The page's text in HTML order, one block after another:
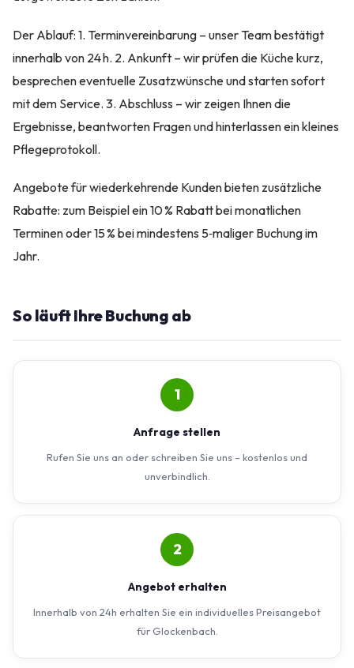
Der Ablauf: 1. Terminvereinbarung – unser Team bestätigt
innerhalb von 24 h. 2. Ankunft – wir prüfen die Küche kurz,
besprechen eventuelle Zusatzwünsche und starten sofort
mit dem Service. 3. Abschluss – wir zeigen Ihnen die
Ergebnisse, beantworten Fragen und hinterlassen ein kleines
Pflegeprotokoll.
Angebote für wiederkehrende Kunden bieten zusätzliche
Rabatte: zum Beispiel ein 10 % Rabatt bei monatlichen
Terminen oder 15 % bei mindestens 5‑maliger Buchung im
Jahr.
So läuft Ihre Buchung ab
1
Anfrage stellen
Rufen Sie uns an oder schreiben Sie uns – kostenlos und
unverbindlich.
2
Angebot erhalten
Innerhalb von 24h erhalten Sie ein individuelles Preisangebot
für Glockenbach.